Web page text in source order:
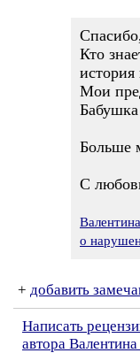
Кто
история
Мои
Бабушка
Больше
С
о
+ добавить
Написать
автора